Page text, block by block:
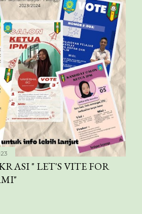
" LET'S VITE FOR